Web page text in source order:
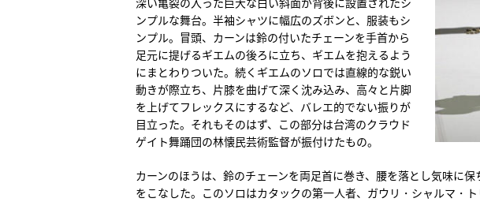
ンプルな舞台。半袖シャツに幅広のズボンと、服装もシ
ンプル。冒頭、カーンは鈴の付いたチェーンを手首から
足元に提げるギエムの後ろに立ち、ギエムを抱えるよう
にまとわりついた。続くギエムのソロでは直線的な鋭い
動きが際立ち、片膝を曲げて深く沈み込み、高々と片脚
を上げてフレックスにするなど、バレエ的でない振りが
目立った。それもそのはず、この部分は台湾のクラウド
ゲイト舞踊団の林懐民芸術監督が振付けたもの。
カーンのほうは、鈴のチェーンを両足首に巻き、腰を落とし気味に
をこなした。このソロはカタックの第一人者、ガウリ・シャルマ・ト